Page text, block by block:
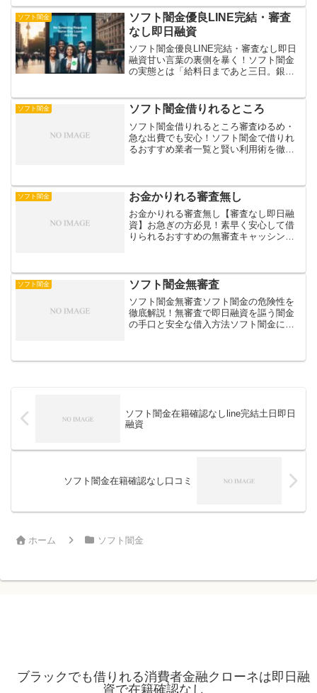
法...
ソフト闇金
ソフト闇金優良LINE完結・審査
なし即日融資
ソフト闇金優良LINE完結・審査なし即日
融資甘い言葉の裏側を暴く！ソフト闇金
の実態とは「給料日まであと三日。銀行
索窓に「ソフト闇金 優良」と打ち込む
と、華やかな公式...
ソフト闇金 ソフト闇金借りれるところ
ソフト闇金借りれるところ審査ゆるめ・
急な出費でも安心！ソフト闇金で借りれ
るおすすめ業者一覧と賢い利用術を徹底
し、実際の借入例を通じ...
ソフト闇金 お金かりれる審査無し
お金かりれる審査無し【審査なし即日融
資】お急ぎの方必見！素早く安心して借
りられるおすすめの無審査キャッシング
査なしでの借り入れは危険を伴い、違法
性の高い金融業者による被...
ソフト闇金 ソフト闇金無審査
ソフト闇金無審査ソフト闇金の危険性を
徹底解説！無審査で即日融資を謳う闇金
の手口と安全な借入方法ソフト闇金によ
ソフト闇金在籍確認なしline完結土日即日
融資
ソフト闇金在籍確認なし口コミ
ホーム ソフト闇金
ブラックでも借りれる消費者金融クローネは即日融
資で在籍確認なし